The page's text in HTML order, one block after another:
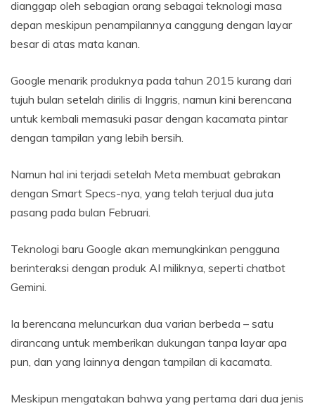
dianggap oleh sebagian orang sebagai teknologi masa
depan meskipun penampilannya canggung dengan layar
besar di atas mata kanan.
Google menarik produknya pada tahun 2015 kurang dari
tujuh bulan setelah dirilis di Inggris, namun kini berencana
untuk kembali memasuki pasar dengan kacamata pintar
dengan tampilan yang lebih bersih.
Namun hal ini terjadi setelah Meta membuat gebrakan
dengan Smart Specs-nya, yang telah terjual dua juta
pasang pada bulan Februari.
Teknologi baru Google akan memungkinkan pengguna
berinteraksi dengan produk AI miliknya, seperti chatbot
Gemini.
Ia berencana meluncurkan dua varian berbeda – satu
dirancang untuk memberikan dukungan tanpa layar apa
pun, dan yang lainnya dengan tampilan di kacamata.
Meskipun mengatakan bahwa yang pertama dari dua jenis